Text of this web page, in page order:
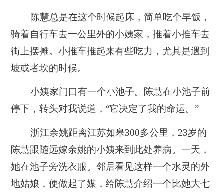
陈慧总是在这个时候起床，简单吃个早饭，
骑着自行车去一公里外的小姨家，推着小推车去
街上摆摊。小推车推起来有些吃力，尤其是遇到
坡或者坎的时候。
小姨家门口有一个小池子。陈慧在小池子前
停下，转头对我说道，“它决定了我的命运。”
浙江余姚距离江苏如皋300多公里，23岁的
陈慧跟随远嫁余姚的小姨来到此处养病。一天，
她在池子旁洗衣服。邻居看见这样一个水灵的外
地姑娘，便做起了媒，给陈慧介绍一个比她大七